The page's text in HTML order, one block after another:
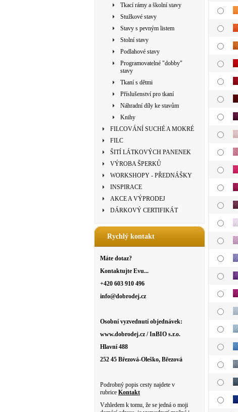
Tkací rámy a školní stavy
Stužkové stavy
Stavy s pevným listem
Stolní stavy
Podlahové stavy
Programovatelné "dobby"
stavy
Tkaní s dětmi
Příslušenství pro tkaní
Náhradní díly ke stavům
Knihy
FILCOVÁNÍ SUCHÉ A MOKRÉ
FILC
ŠITÍ LÁTKOVÝCH PANENEK
VÝROBA ŠPERKŮ
WORKSHOPY - PŘEDNÁŠKY
INSPIRACE
AKCE A VÝPRODEJ
DÁRKOVÝ CERTIFIKÁT
Rychlý kontakt
Máte dotaz?
Kontaktujte Evu...
+420 603 910 496
info@dobrodej.cz
Osobní vyzvednutí objednávek:
www.dobrodej.cz / InBIO s.r.o.
Hlavní 488
252 45 Březová-Oleško, Březová
Podrobný popis cesty najdete v
rubrice Kontakt
Vzhledem k tomu, že se jedná o moji